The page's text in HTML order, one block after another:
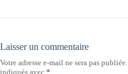
Laisser un commentaire
Votre adresse e-mail ne sera pas publiée.
indiqués avec *